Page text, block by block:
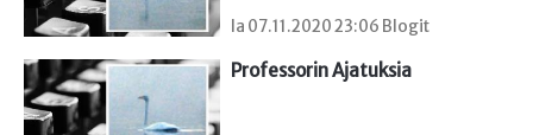
la 07.11.2020 23:06 Blogit
Professorin Ajatuksia